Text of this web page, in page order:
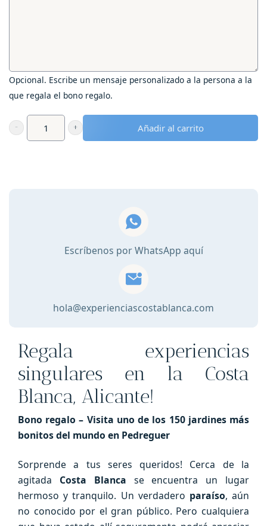
Opcional. Escribe un mensaje personalizado a la persona a la
que regala el bono regalo.
Bono
Pedreguer
cantidad
Añadir al carrito
Escríbenos por WhatsApp aquí
hola@experienciascostablanca.com
Regala experiencias
singulares en la Costa
Blanca, Alicante!
Bono regalo – Visita uno de los 150 jardines más
bonitos del mundo en Pedreguer
Sorprende a tus seres queridos! Cerca de la
agitada Costa Blanca se encuentra un lugar
hermoso y tranquilo. Un verdadero paraíso, aún
no conocido por el gran público. Pero cualquiera